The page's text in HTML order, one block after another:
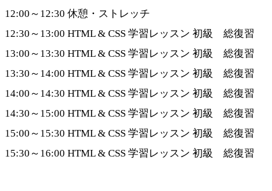
12:00～12:30 休憩・ストレッチ
12:30～13:00 HTML & CSS 学習レッスン 初級 総復習
13:00～13:30 HTML & CSS 学習レッスン 初級 総復習
13:30～14:00 HTML & CSS 学習レッスン 初級 総復習
14:00～14:30 HTML & CSS 学習レッスン 初級 総復習
14:30～15:00 HTML & CSS 学習レッスン 初級 総復習
15:00～15:30 HTML & CSS 学習レッスン 初級 総復習
15:30～16:00 HTML & CSS 学習レッスン 初級 総復習